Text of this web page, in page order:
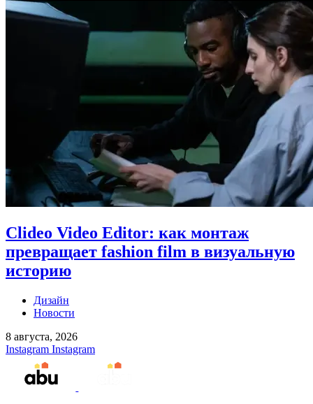
Clideo Video Editor: как монтаж
превращает fashion film в визуальную
историю
Дизайн
Новости
8 августа, 2026
Instagram Instagram